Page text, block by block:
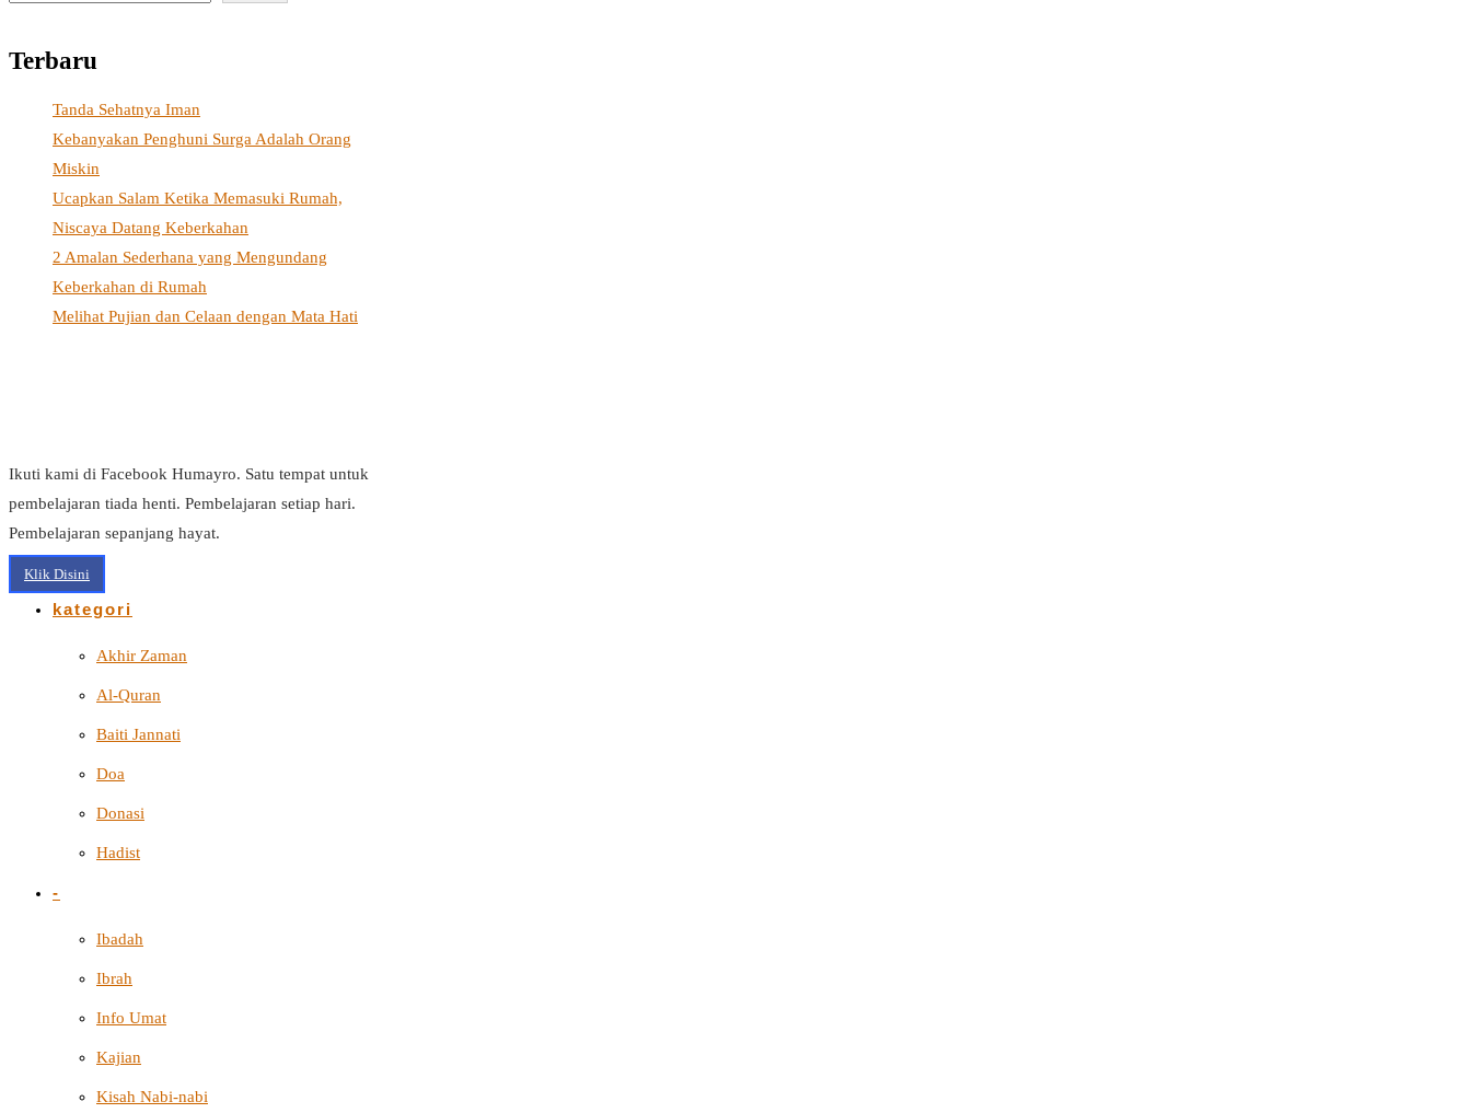
Terbaru
Tanda Sehatnya Iman
Kebanyakan Penghuni Surga Adalah Orang
Miskin
Ucapkan Salam Ketika Memasuki Rumah,
Niscaya Datang Keberkahan
2 Amalan Sederhana yang Mengundang
Keberkahan di Rumah
Melihat Pujian dan Celaan dengan Mata Hati
Ikuti kami di Facebook Humayro. Satu tempat untuk
pembelajaran tiada henti. Pembelajaran setiap hari.
Pembelajaran sepanjang hayat.
Klik Disini
kategori
Akhir Zaman
Al-Quran
Baiti Jannati
Doa
Donasi
Hadist
-
Ibadah
Ibrah
Info Umat
Kajian
Kisah Nabi-nabi